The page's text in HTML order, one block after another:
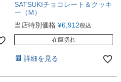
SATSUKIチョコレート＆クッキ
ー（M）
当店特別価格 ¥6,912税込
在庫切れ
詳細を見る